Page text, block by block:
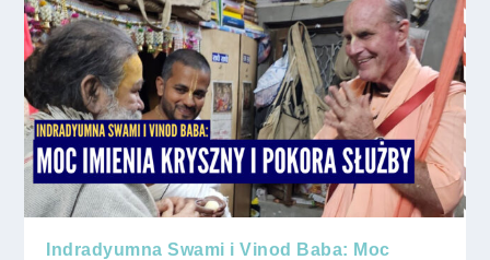
Indradyumna Swami i Vinod Baba: Moc